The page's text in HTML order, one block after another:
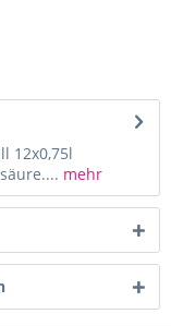
12x0,75l
mehr